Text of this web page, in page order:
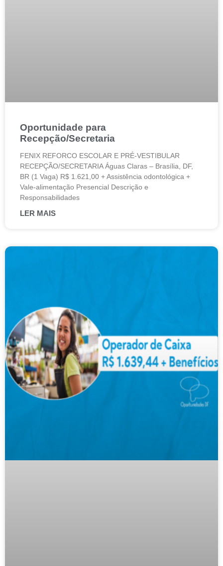
Oportunidade para
Recepção/Secretaria
FENIX REFORCO ESCOLAR E PRÉ-VESTIBULAR
RECEPÇÃO/SECRETARIA Águas Claras – Brasília, DF,
BR (1 Vaga) R$ 1.621,00 + Assistência odontológica +
Vale-alimentação Presencial Descrição e
Responsabilidades
LER MAIS